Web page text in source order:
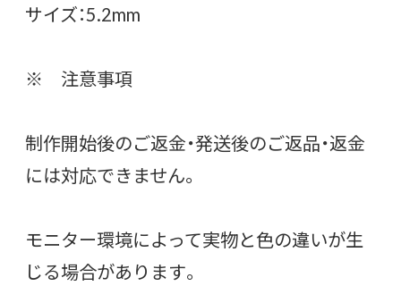
サイズ：5.2mm
※ 注意事項
制作開始後のご返金・発送後のご返品・返金
には対応できません。
モニター環境によって実物と色の違いが生
じる場合があります。